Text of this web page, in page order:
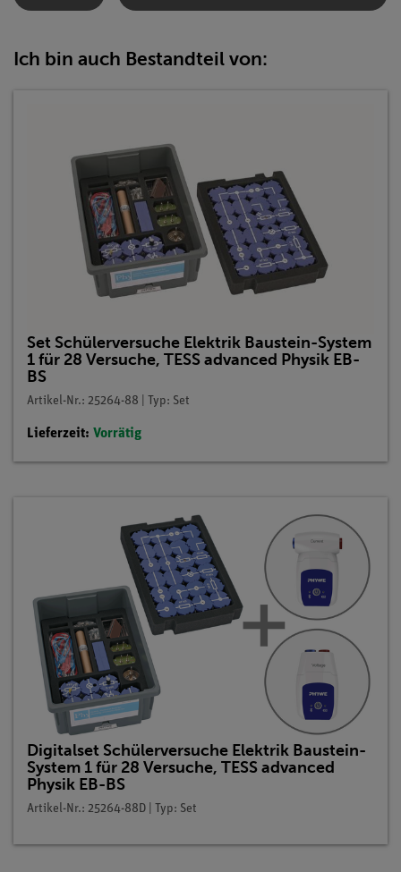
Ich bin auch Bestandteil von:
Set Schülerversuche Elektrik Baustein-System
1 für 28 Versuche, TESS advanced Physik EB-
BS
Artikel-Nr.: 25264-88 | Typ: Set
Lieferzeit: Vorrätig
Digitalset Schülerversuche Elektrik Baustein-
System 1 für 28 Versuche, TESS advanced
Physik EB-BS
Artikel-Nr.: 25264-88D | Typ: Set